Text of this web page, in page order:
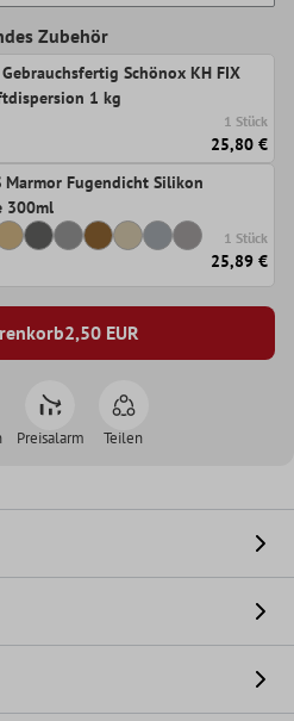
Zubehör
Schönox KH FIX
1 kg
1 Stück
25,80 €
Marmor Fugendicht Silikon
300ml
1 Stück
25,89 €
2,50EUR
Preisalarm Teilen